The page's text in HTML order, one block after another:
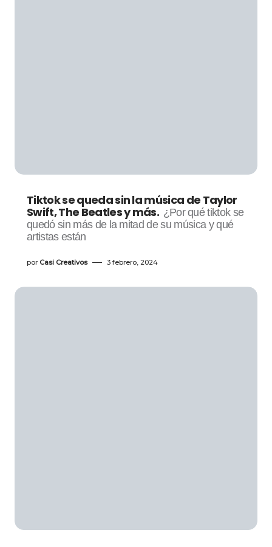
Tiktok se queda sin la música de Taylor
Swift, The Beatles y más. ¿Por qué tiktok se
quedó sin más de la mitad de su música y qué
artistas están
por Casi Creativos 3 febrero, 2024